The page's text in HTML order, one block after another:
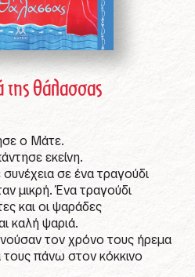
της θάλασσας
ο Μάτε.
εκείνη.
σε ένα τραγούδι
μικρή. Ένα τραγούδι
και οι ψαράδες
καλή ψαριά.
τον χρόνο τους ήρεμα
τους πάνω στον κόκκινο